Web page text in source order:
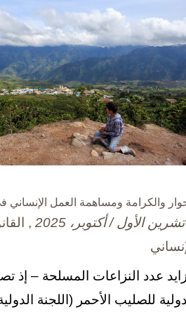
والكرامة ومساهمة العمل الإنساني
,
عدد النزاعات المسلحة – إذ
للصليب الأحمر (اللجنة